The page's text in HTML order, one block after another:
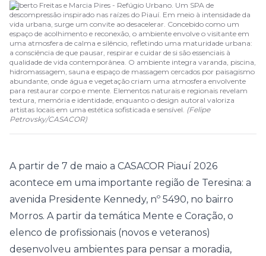
Roberto Freitas e Marcia Pires - Refúgio Urbano. Um SPA de
descompressão inspirado nas raízes do Piauí. Em meio à intensidade da
vida urbana, surge um convite ao desacelerar. Concebido como um
espaço de acolhimento e reconexão, o ambiente envolve o visitante em
uma atmosfera de calma e silêncio, refletindo uma maturidade urbana:
a consciência de que pausar, respirar e cuidar de si são essenciais à
qualidade de vida contemporânea. O ambiente integra varanda, piscina,
hidromassagem, sauna e espaço de massagem cercados por paisagismo
abundante, onde água e vegetação criam uma atmosfera envolvente
para restaurar corpo e mente. Elementos naturais e regionais revelam
textura, memória e identidade, enquanto o design autoral valoriza
artistas locais em uma estética sofisticada e sensível. (Felipe
Petrovsky/CASACOR)
A partir de 7 de maio a CASACOR Piauí 2026
acontece em uma importante região de Teresina: a
avenida Presidente Kennedy, nº 5490, no bairro
Morros. A partir da temática Mente e Coração, o
elenco de profissionais (novos e veteranos)
desenvolveu ambientes para pensar a moradia,